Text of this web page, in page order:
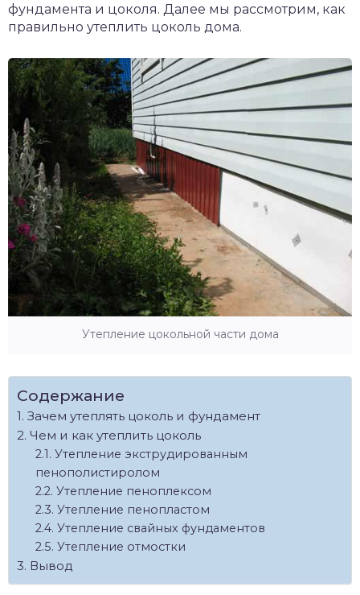
фундамента и цоколя. Далее мы рассмотрим, как
правильно утеплить цоколь дома.
Утепление цокольной части дома
Содержание
Зачем утеплять цоколь и фундамент
Чем и как утеплить цоколь
Утепление экструдированным
пенополистиролом
Утепление пеноплексом
Утепление пенопластом
Утепление свайных фундаментов
Утепление отмостки
Вывод